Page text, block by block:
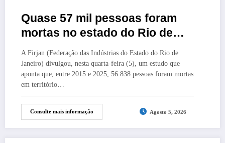
Quase 57 mil pessoas foram
mortas no estado do Rio de
Janeiro em 10 anos
A Firjan (Federação das Indústrias do Estado do Rio de
Janeiro) divulgou, nesta quarta-feira (5), um estudo que
aponta que, entre 2015 e 2025, 56.838 pessoas foram mortas
em território…
Consulte mais informação Agosto 5, 2026